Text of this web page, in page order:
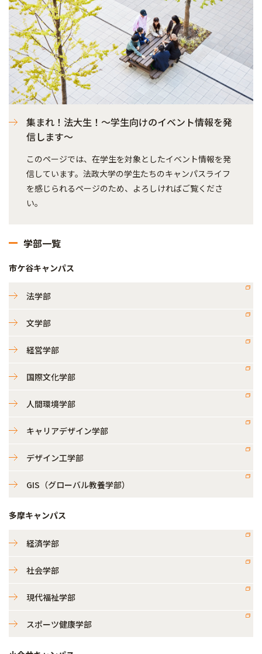
集まれ！法大生！～学生向けのイベント情報を発
信します～
このページでは、在学生を対象としたイベント情報を発
信しています。法政大学の学生たちのキャンパスライフ
を感じられるページのため、よろしければご覧くださ
い。
学部一覧
市ケ谷キャンパス
法学部
文学部
経営学部
国際文化学部
人間環境学部
キャリアデザイン学部
デザイン工学部
GIS（グローバル教養学部）
多摩キャンパス
経済学部
社会学部
現代福祉学部
スポーツ健康学部